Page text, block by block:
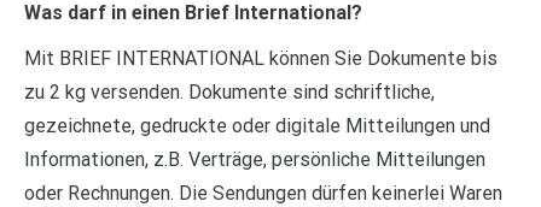
Was darf in einen Brief International?
Mit BRIEF INTERNATIONAL können Sie Dokumente bis
zu 2 kg versenden. Dokumente sind schriftliche,
gezeichnete, gedruckte oder digitale Mitteilungen und
Informationen, z.B. Verträge, persönliche Mitteilungen
oder Rechnungen. Die Sendungen dürfen keinerlei Waren